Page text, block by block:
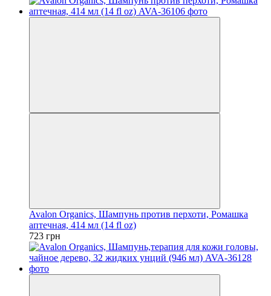
Avalon Organics, Шампунь против перхоти, Ромашка
аптечная, 414 мл (14 fl oz)
723 грн